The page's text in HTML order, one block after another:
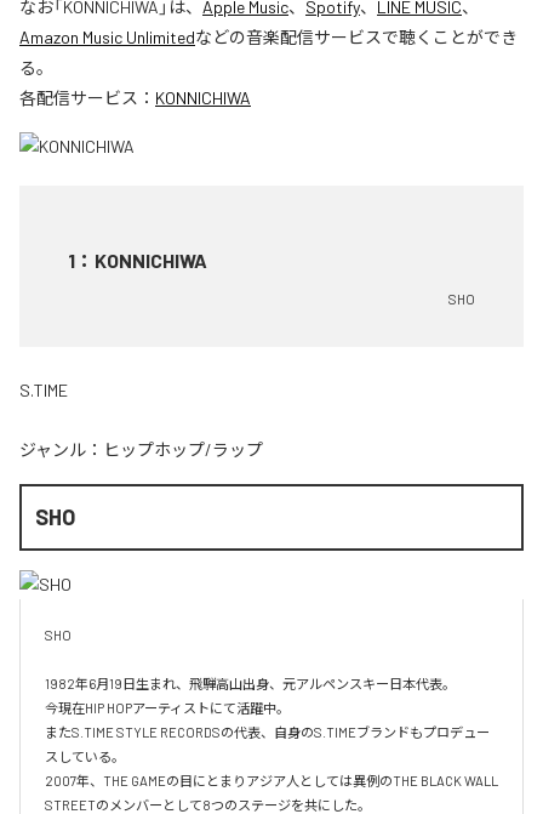
なお「KONNICHIWA 」は、 Apple Music、 Spotify、 LINE MUSIC、
Amazon Music Unlimitedなどの音楽配信サービスで聴くことができ
る。
各配信サービス： KONNICHIWA
1 ： KONNICHIWA
SHO
S.TIME
ジャンル： ヒップホップ/ラップ
SHO
SHO
1982年6月19日生まれ、飛騨高山出身、元アルペンスキー日本代表。
今現在HIP HOPアーティストにて活躍中。
またS.TIME STYLE RECORDSの代表、自身のS.TIMEブランドもプロデュー
スしている。
2007年、THE GAMEの目にとまりアジア人としては異例のTHE BLACK WALL
STREETのメンバーとして8つのステージを共にした。